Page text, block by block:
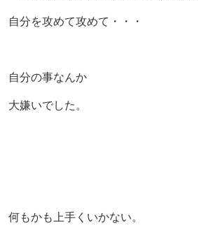
自分を攻めて攻めて・・・
自分の事なんか
大嫌いでした。
何もかも上手くいかない。